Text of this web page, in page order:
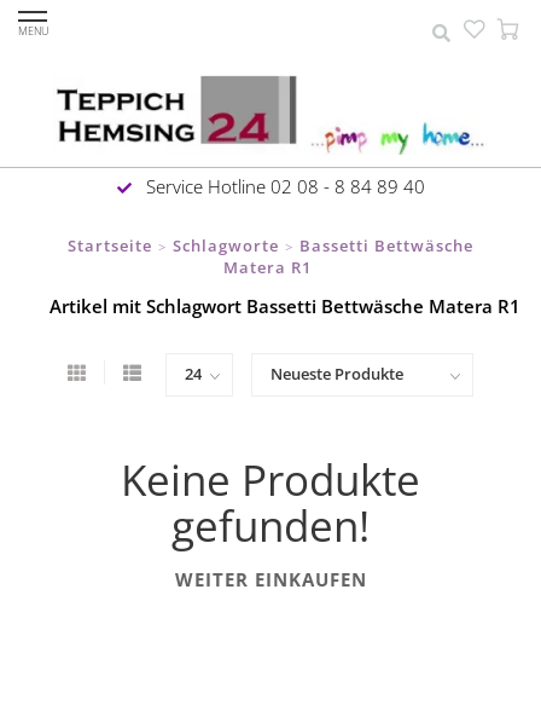
MENU
Service Hotline 02 08 - 8 84 89 40
Startseite > Schlagworte > Bassetti Bettwäsche
Matera R1
Artikel mit Schlagwort Bassetti Bettwäsche Matera R1
Keine Produkte
gefunden!
WEITER EINKAUFEN